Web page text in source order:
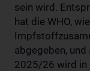
sein wird.
hat die WHO,
abgegeben,
2025/26 wird in